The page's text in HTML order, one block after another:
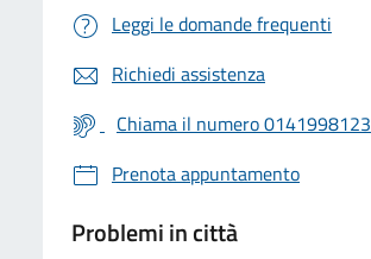
Leggi le domande frequenti
Richiedi assistenza
Chiama il numero 0141998123
Prenota appuntamento
Problemi in città